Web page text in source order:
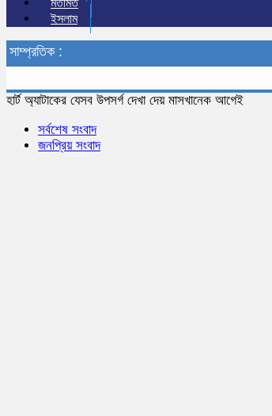
ইসলাম
সাম্প্রতিক :
হার্ট অ্যাটাকের যেসব উপসর্গ দেখা দেয় মাসখানেক আগেই
সর্বশেষ সংবাদ
জনপ্রিয় সংবাদ